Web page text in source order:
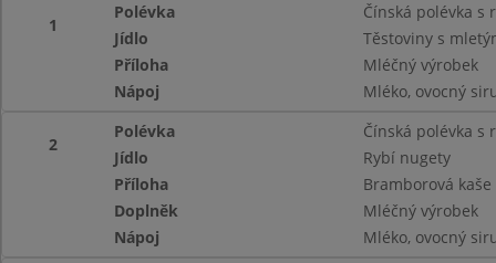
1
Polévka
Čínská polévka s
Jídlo
Těstoviny s
Příloha
Mléčný výrobek
Nápoj
Mléko, ovocný
2
Polévka
Čínská polévka s
Jídlo
Rybí nugety
Příloha
Bramborová kaše
Doplněk
Mléčný výrobek
Nápoj
Mléko, ovocný